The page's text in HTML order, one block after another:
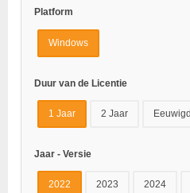
Platform
Windows
Duur van de Licentie
1 Jaar 2 Jaar
Jaar - Versie
2022 2023 2024